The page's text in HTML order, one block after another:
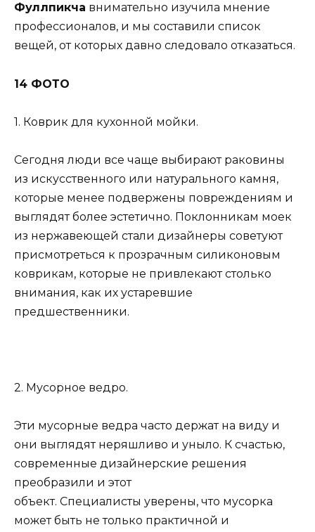
Фуллпикча внимательно изучила мнение
профессионалов, и мы составили список
вещей, от которых давно следовало отказаться.
14 ФОТО
1. Коврик для кухонной мойки.
Сегодня люди все чаще выбирают раковины
из искусственного или натурального камня,
которые менее подвержены повреждениям и
выглядят более эстетично. Поклонникам моек
из нержавеющей стали дизайнеры советуют
присмотреться к прозрачным силиконовым
коврикам, которые не привлекают столько
внимания, как их устаревшие
предшественники.
2. Мусорное ведро.
Эти мусорные ведра часто держат на виду и
они выглядят неряшливо и уныло. К счастью,
современные дизайнерские решения
преобразили и этот
объект. Специалисты уверены, что мусорка
может быть не только практичной и